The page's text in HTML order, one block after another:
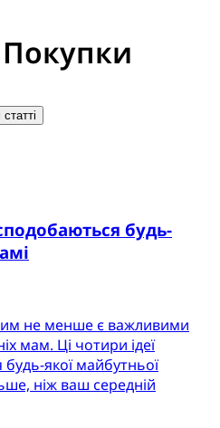
будь-
тим не менше є важливими
мам. Ці чотири ідеї
якої майбутньої
ніж ваш середній